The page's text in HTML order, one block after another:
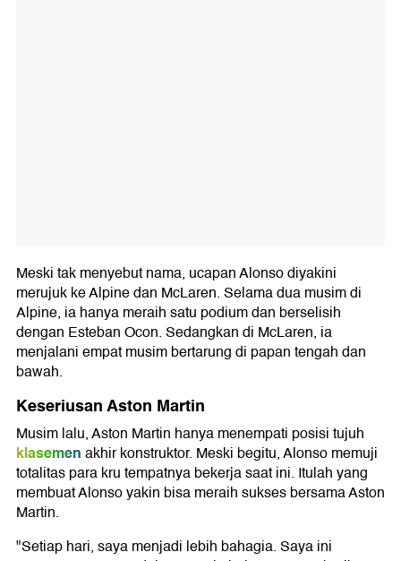
Meski tak menyebut nama, ucapan Alonso diyakini
merujuk ke Alpine dan McLaren. Selama dua musim di
Alpine, ia hanya meraih satu podium dan berselisih
dengan Esteban Ocon. Sedangkan di McLaren, ia
menjalani empat musim bertarung di papan tengah dan
bawah.
Keseriusan Aston Martin
Musim lalu, Aston Martin hanya menempati posisi tujuh
klasemenakhir konstruktor. Meski begitu, Alonso memuji
totalitas para kru tempatnya bekerja saat ini. Itulah yang
membuat Alonso yakin bisa meraih sukses bersama Aston
Martin.
"Setiap hari, saya menjadi lebih bahagia. Saya ini